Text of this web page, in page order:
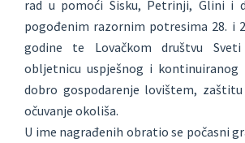
rad u pomoći Sisku, Petrinji, Glini i
pogođenim razornim potresima 28. i
godine te Lovačkom društvu
obljetnicu uspješnog i
dobro gospodarenje lovištem,
očuvanje okoliša.
U ime nagrađenih obratio se počasni